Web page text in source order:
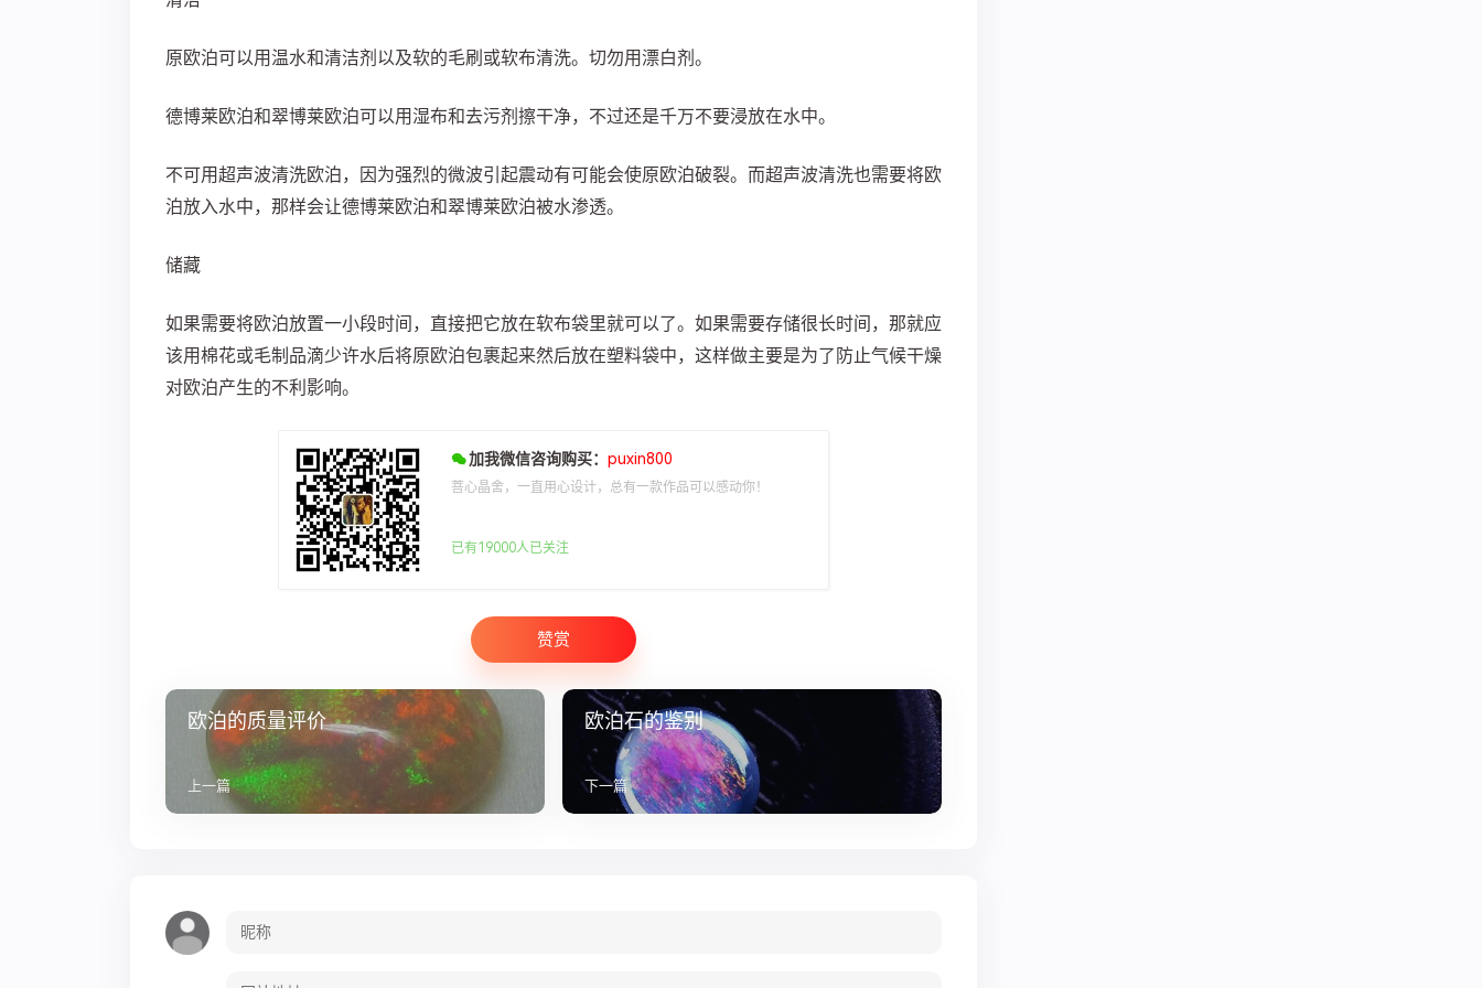
原欧泊可以用温水和清洁剂以及软的毛刷或软布清洗。切勿用漂白剂。
德博莱欧泊和翠博莱欧泊可以用湿布和去污剂擦干净，不过还是千万不要浸放在水中。
不可用超声波清洗欧泊，因为强烈的微波引起震动有可能会使原欧泊破裂。而超声波清洗也需要将欧
泊放入水中，那样会让德博莱欧泊和翠博莱欧泊被水渗透。
储藏
如果需要将欧泊放置一小段时间，直接把它放在软布袋里就可以了。如果需要存储很长时间，那就应
该用棉花或毛制品滴少许水后将原欧泊包裹起来然后放在塑料袋中，这样做主要是为了防止气候干燥
对欧泊产生的不利影响。
加我微信咨询购买： puxin800
菩心晶舍，一直用心设计，总有一款作品可以感动你！
已有19000人已关注
赞赏
欧泊的质量评价
上一篇
欧泊石的鉴别
下一篇